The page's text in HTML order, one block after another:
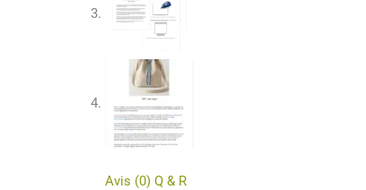
Avis (0) Q & R